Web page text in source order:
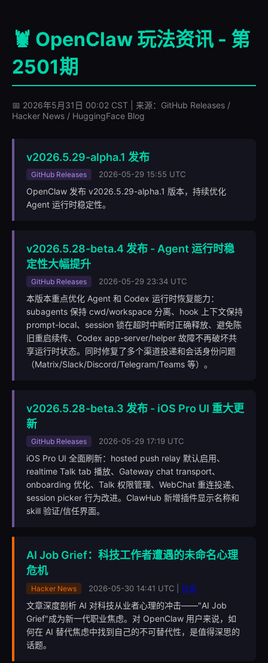
🦞 OpenClaw 玩法资讯 - 第
2501期
📅 2026年5月31日 00:02 CST | 来源：GitHub Releases /
Hacker News / HuggingFace Blog
v2026.5.29-alpha.1 发布
GitHub Releases 2026-05-29 15:55 UTC
OpenClaw 发布 v2026.5.29-alpha.1 版本，持续优化
Agent 运行时稳定性。
v2026.5.28-beta.4 发布 - Agent 运行时稳
定性大幅提升
GitHub Releases 2026-05-29 23:34 UTC
本版本重点优化 Agent 和 Codex 运行时恢复能力：
subagents 保持 cwd/workspace 分离、hook 上下文保持
prompt-local、session 锁在超时中断时正确释放、避免陈
旧重启续传、Codex app-server/helper 故障不再破坏共
享运行时状态。同时修复了多个渠道投递和会话身份问题
（Matrix/Slack/Discord/Telegram/Teams 等）。
v2026.5.28-beta.3 发布 - iOS Pro UI 重大更
新
GitHub Releases 2026-05-29 17:19 UTC
iOS Pro UI 全面刷新：hosted push relay 默认启用、
realtime Talk tab 播放、Gateway chat transport、
onboarding 优化、Talk 权限管理、WebChat 重连投递、
session picker 行为改进。ClawHub 新增插件显示名称和
skill 验证/信任界面。
AI Job Grief：科技工作者遭遇的未命名心理
危机
Hacker News 2026-05-30 14:41 UTC | 讨论
文章深度剖析 AI 对科技从业者心理的冲击——"AI Job
Grief"成为新一代职业焦虑。对 OpenClaw 用户来说，如
何在 AI 替代焦虑中找到自己的不可替代性，是值得深思的
话题。